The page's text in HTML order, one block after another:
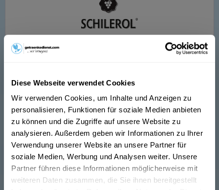
Diese Webseite verwendet Cookies
Wir verwenden Cookies, um Inhalte und Anzeigen zu
personalisieren, Funktionen für soziale Medien anbieten
zu können und die Zugriffe auf unsere Website zu
analysieren. Außerdem geben wir Informationen zu Ihrer
Verwendung unserer Website an unsere Partner für
soziale Medien, Werbung und Analysen weiter. Unsere
Partner führen diese Informationen möglicherweise mit
weiteren Daten zusammen, die Sie ihnen bereitgestellt
Lass dir die Getränke von Schilerol nach
Schilerol existiert seit 1985 und ist eines der
Roséwein, verfeinert mit zahlreichen Sirups und edlen
Kräutern und verzichtet gleichzeitig gänzlich auf
künstliche Zusatz- und Konservierungsstoffe. Es
handelt sich bei Schilerol also um ein rein natürliches
Spritzgetränk. Erstmalig hergestellt durch Familie
Machater im schönen St. Stefan ob Stainz, findet die
Produktion von Schilerol bis heute in der
Produktionsstätte des Familienbetriebs, mittlerweile in